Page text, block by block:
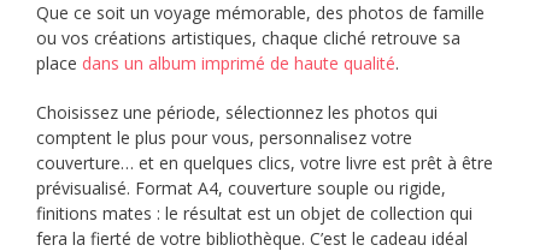
Que ce soit un voyage mémorable, des photos de famille
ou vos créations artistiques, chaque cliché retrouve sa
place dans un album imprimé de haute qualité.
Choisissez une période, sélectionnez les photos qui
comptent le plus pour vous, personnalisez votre
couverture… et en quelques clics, votre livre est prêt à être
prévisualisé. Format A4, couverture souple ou rigide,
finitions mates : le résultat est un objet de collection qui
fera la fierté de votre bibliothèque. C’est le cadeau idéal